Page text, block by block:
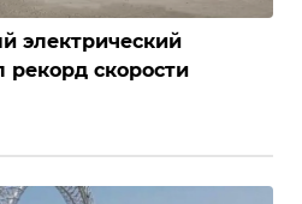
электрический
рекорд скорости